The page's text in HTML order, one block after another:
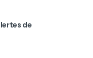
de